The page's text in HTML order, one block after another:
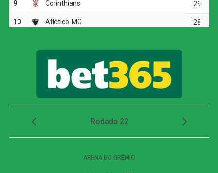
Mesmo em vantagem, o Palmeiras seguiu pressionando.
Arias e Andreas Pereira tiveram boas chances de ampliar,
jogadas perigosas no ataque, porém falhava nas
finalizações. A imprecisão cobrou seu preço aos 35
minutos, quando Jean Pestaña escapou em velocidade
as redes palmeirenses e deixar tudo igual.
A resposta alviverde veio em seguida com um cabeceio
de Flaco López que explodiu no travessão. Minutos
tabelou com Arthur na área, passou por dois marcadores